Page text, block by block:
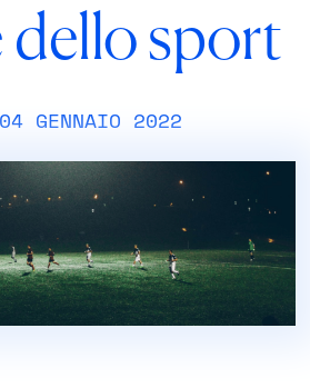
dello sport
GENNAIO 2022